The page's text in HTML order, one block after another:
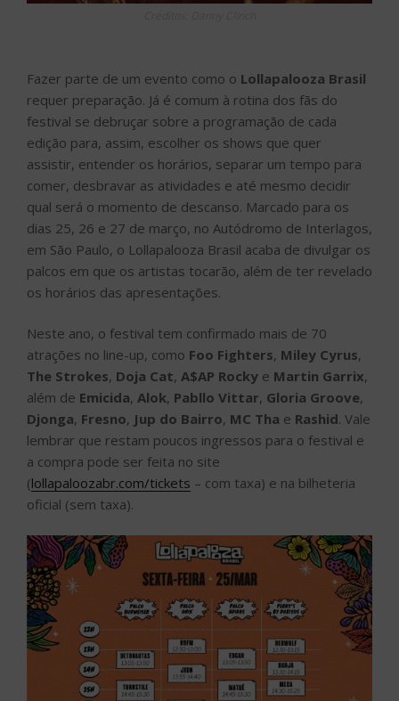
Fazer parte de um evento como o Lollapalooza Brasil
requer preparação. Já é comum à rotina dos fãs do
festival se debruçar sobre a programação de cada
edição para, assim, escolher os shows que quer
assistir, entender os horários, separar um tempo para
comer, desbravar as atividades e até mesmo decidir
qual será o momento de descanso. Marcado para os
dias 25, 26 e 27 de março, no Autódromo de Interlagos,
em São Paulo, o Lollapalooza Brasil acaba de divulgar os
palcos em que os artistas tocarão, além de ter revelado
os horários das apresentações.
Neste ano, o festival tem confirmado mais de 70
atrações no line-up, como Foo Fighters, Miley Cyrus,
The Strokes, Doja Cat, A$AP Rocky e Martin Garrix,
além de Emicida, Alok, Pabllo Vittar, Gloria Groove,
Djonga, Fresno, Jup do Bairro, MC Tha e Rashid. Vale
lembrar que restam poucos ingressos para o festival e
a compra pode ser feita no site
(lollapaloozabr.com/tickets – com taxa) e na bilheteria
oficial (sem taxa).